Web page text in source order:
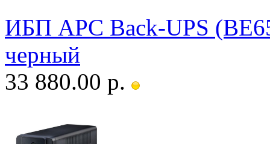
ИБП APC Back-UPS
черный
33 880.00 р.